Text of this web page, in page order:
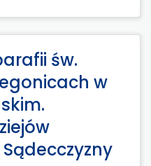
św.
w